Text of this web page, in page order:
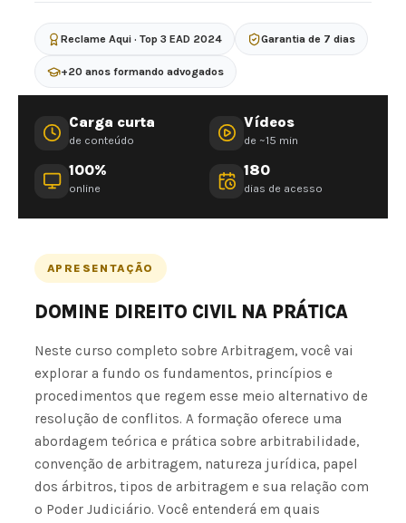
Reclame Aqui · Top 3 EAD 2024 Garantia de 7 dias
+20 anos formando advogados
Carga curta
de conteúdo
Vídeos
de ~15 min
100%
online
180
dias de acesso
APRESENTAÇÃO
DOMINE DIREITO CIVIL NA PRÁTICA
Neste curso completo sobre Arbitragem, você vai
explorar a fundo os fundamentos, princípios e
procedimentos que regem esse meio alternativo de
resolução de conflitos. A formação oferece uma
abordagem teórica e prática sobre arbitrabilidade,
convenção de arbitragem, natureza jurídica, papel
dos árbitros, tipos de arbitragem e sua relação com
o Poder Judiciário. Você entenderá em quais